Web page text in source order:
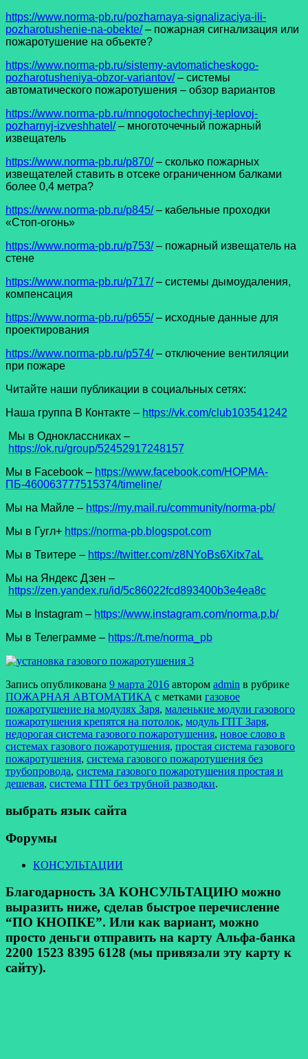
https://www.norma-pb.ru/pozharnaya-signalizaciya-ili-
pozharotushenie-na-obekte/– пожарная сигнализация или
пожаротушение на объекте?
https://www.norma-pb.ru/sistemy-avtomaticheskogo-
pozharotusheniya-obzor-variantov/– системы
автоматического пожаротушения – обзор вариантов
https://www.norma-pb.ru/mnogotochechnyj-teplovoj-
pozharnyj-izveshhatel/– многоточечный пожарный
извещатель
https://www.norma-pb.ru/p870/– сколько пожарных
извещателей ставить в отсеке ограниченном балками
более 0,4 метра?
https://www.norma-pb.ru/p845/– кабельные проходки
«Стоп-огонь»
https://www.norma-pb.ru/p753/– пожарный извещатель на
стене
https://www.norma-pb.ru/p717/– системы дымоудаления,
компенсация
https://www.norma-pb.ru/p655/– исходные данные для
проектирования
https://www.norma-pb.ru/p574/– отключение вентиляции
при пожаре
Читайте наши публикации в социальных сетях:
Наша группа В Контакте – https://vk.com/club103541242
Мы в Одноклассниках –
https://ok.ru/group/52452917248157
Мы в Facеbook – https://www.facebook.com/НОРМА-
ПБ-460063777515374/timeline/
Мы на Майле – https://my.mail.ru/community/norma-pb/
Мы в Гугл+ https://norma-pb.blogspot.com
Мы в Твитере – https://twitter.com/z8NYoBs6Xitx7aL
Мы на Яндекс Дзен –
https://zen.yandex.ru/id/5c86022fcd893400b3e4ea8c
Мы в Instagram – https://www.instagram.com/norma.p.b/
Мы в Телеграмме – https://t.me/norma_pb
Запись опубликована 9 марта 2016 автором admin в рубрике
ПОЖАРНАЯ АВТОМАТИКА с метками газовое
пожаротушение на модулях Заря, маленькие модули газового
пожаротушения крепятся на потолок, модуль ГПТ Заря,
недорогая система газового пожаротушения, новое слово в
системах газового пожаротушения, простая система газового
пожаротушения, система газового пожаротушения без
трубопровода, система газового пожаротушения простая и
дешевая, система ГПТ без трубной разводки.
выбрать язык сайта
Форумы
КОНСУЛЬТАЦИИ
Благодарность ЗА КОНСУЛЬТАЦИЮ можно
выразить ниже, сделав быстрое перечисление
“ПО КНОПКЕ”. Или как вариант, можно
просто деньги отправить на карту Альфа-банка
2200 1523 8395 6128 (мы привязали эту карту к
сайту).